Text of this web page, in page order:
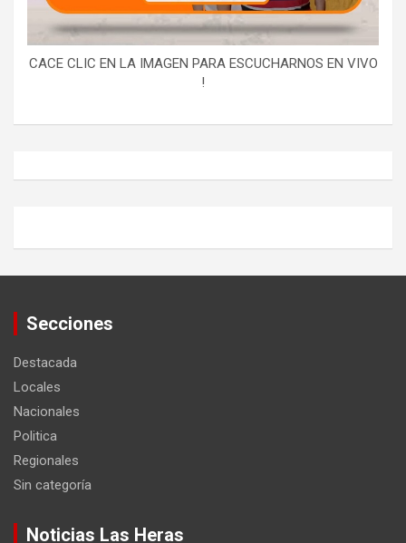
CACE CLIC EN LA IMAGEN PARA ESCUCHARNOS EN VIVO
!
Secciones
Destacada
Locales
Nacionales
Politica
Regionales
Sin categoría
Noticias Las Heras